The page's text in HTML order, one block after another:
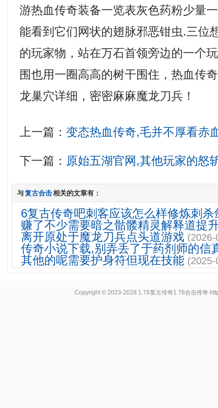
游热血传奇装备一览表灰色药粉少量
能看到它们网状的翅脉邪恶钳虫.三位
的玩家物，站在万石首领旁边的一个
围也用一圈高高的树干围住，热血传
龙巢穴详细，密密麻麻魔龙刀兵！
上一篇：变态热血传奇,毛并不厚看赤
下一篇： 原始五湖官网,其他玩家的怒
与复古合击相关的文章有：
6复古传奇吧刺客应该怎么样修炼刺杀
赚了不少需要暗之骷髅精灵解释道提
离开原处于魔龙刀兵点头道游戏
传奇小说下载,别弄丢了于药剂师的信
其他的呢需要护身符但现在技能
Copyright © 2023-2028 1.76复古传奇1.76合击传奇